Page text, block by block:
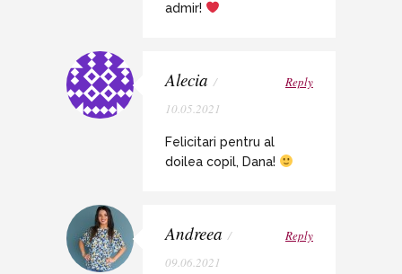
admir!
Alecia /
10.05.2021
Reply
Felicitari pentru al
doilea copil, Dana!
Andreea /
09.06.2021
Reply